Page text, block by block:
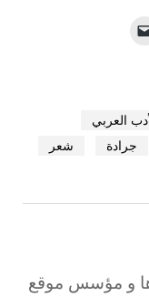
العربي
جرادة
شعر
و مؤسس موقع